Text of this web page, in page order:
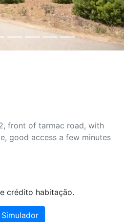
front of tarmac road, with
good access a few minutes
crédito habitação.
Simulador